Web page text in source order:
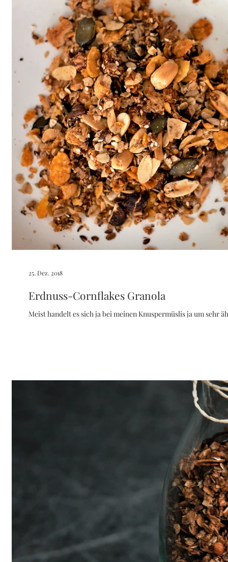
Erdnuss-Cornflakes Granola
Meist handelt es sich ja bei meinen Knuspermüslis ja um sehr
25. Dez. 2018